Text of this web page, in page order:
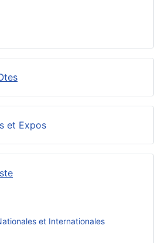
et Expos
et Internationales